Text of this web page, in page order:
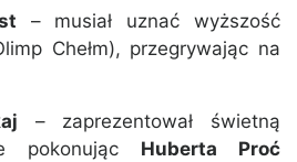
– musiał uznać wyższość
Chełm), przegrywając na
– zaprezentował świetną
pokonując Huberta Proć